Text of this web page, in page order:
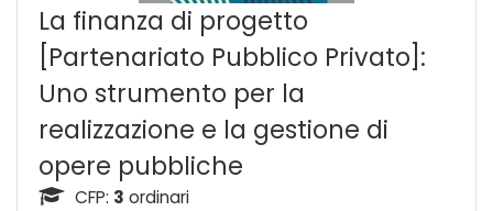
La finanza di progetto
[Partenariato Pubblico Privato]:
Uno strumento per la
realizzazione e la gestione di
opere pubbliche
CFP: 3 ordinari